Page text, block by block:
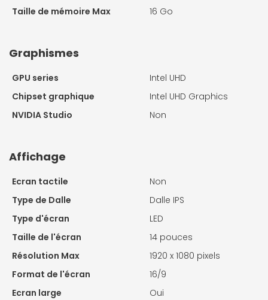
Taille de mémoire Max 16 Go
Graphismes
GPU series
Intel UHD
Chipset graphique
Intel UHD Graphics
NVIDIA Studio
Non
Affichage
Ecran tactile
Non
Type de Dalle
Dalle IPS
Type d'écran
LED
Taille de l'écran
14 pouces
Résolution Max
1920 x 1080 pixels
Format de l'écran
16/9
Ecran large
Oui